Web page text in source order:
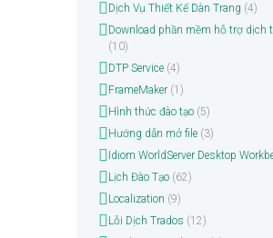
Dịch Vụ Thiết Kế Dàn Trang (4)
Download phần mềm hỗ trợ dịch
(10)
DTP Service(4)
FrameMaker(1)
Hình thức đào tạo(5)
Hướng dẫn mở file(3)
Idiom WorldServer Desktop
Lịch Đào Tạo(62)
Localization (9)
Lỗi Dịch Trados (12)